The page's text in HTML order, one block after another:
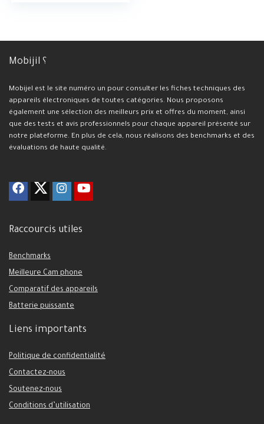
Mobijil ؟
Mobijel est le site numéro un pour consulter les fiches techniques des
appareils électroniques de toutes catégories. Nous proposons
également une sélection des meilleurs prix et offres du moment, ainsi
que des tests et avis professionnels pour chaque appareil présenté sur
notre plateforme. En plus de cela, nous réalisons des benchmarks et des
évaluations de haute qualité.
Raccourcis utiles
Benchmarks
Meilleure Cam phone
Comparatif des appareils
Batterie puissante
Liens importants
Politique de confidentialité
Contactez-nous
Soutenez-nous
Conditions d’utilisation